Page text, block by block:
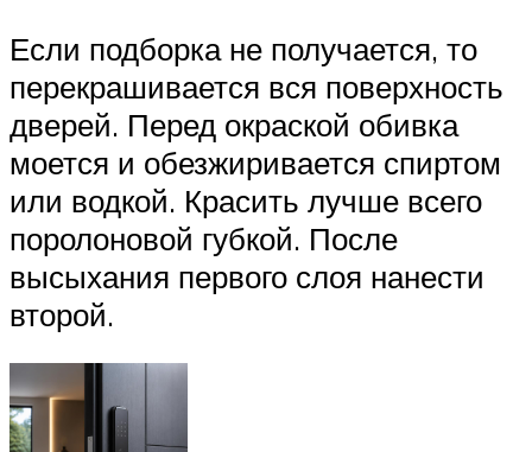
Если подборка не получается, то
перекрашивается вся поверхность
дверей. Перед окраской обивка
моется и обезжиривается спиртом
или водкой. Красить лучше всего
поролоновой губкой. После
высыхания первого слоя нанести
второй.